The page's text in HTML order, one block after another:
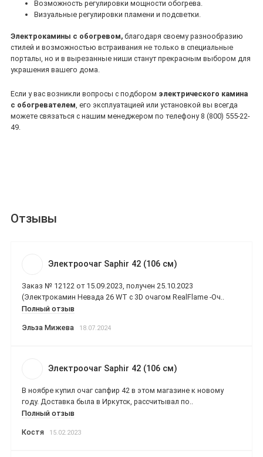
Возможность регулировки мощности обогрева.
Визуальные регулировки пламени и подсветки.
Электрокамины с обогревом, благодаря своему разнообразию
стилей и возможностью встраивания не только в специальные
порталы, но и в вырезанные ниши станут прекрасным выбором для
украшения вашего дома.
Если у вас возникли вопросы с подбором электрического камина
с обогревателем, его эксплуатацией или установкой вы всегда
можете связаться с нашим менеджером по телефону 8 (800) 555-22-
49.
Отзывы
Электроочаг Saphir 42 (106 см)
Заказ № 12122 от 15.09.2023, получен 25.10.2023
(Электрокамин Невада 26 WT с 3D очагом RealFlame -Оч..
Полный отзыв
Эльза Мижева 18.07.2024
Электроочаг Saphir 42 (106 см)
В ноябре купил очаг сапфир 42 в этом магазине к новому
году. Доставка была в Иркутск, рассчитывал по..
Полный отзыв
Костя 15.02.2023